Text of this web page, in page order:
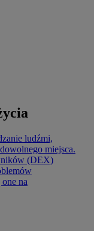
ludźmi,
miejsca.
(DEX)
na